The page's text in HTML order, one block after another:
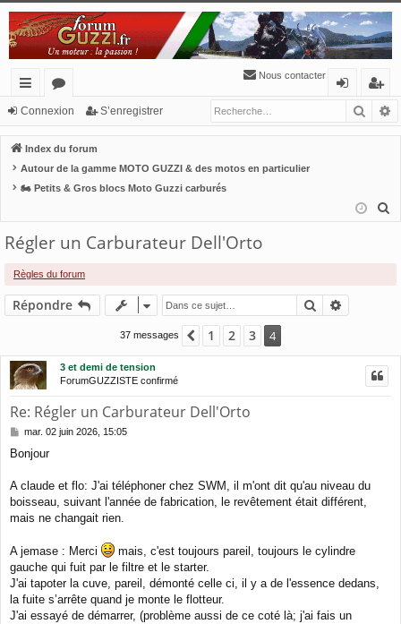
cc
ès
ra
pi
de
or
u
m
s
Nous contacter
n
o
’e
nr
re
Connexion S’enregistrer
Index du forum
Autour de la gamme MOTO GUZZI & des motos en particulier
🏍 Petits & Gros blocs Moto Guzzi carburés
Régler un Carburateur Dell'Orto
Règles du forum
Répondre Rechercher
37 messages Précédente
1 2 3 4
3 et demi de tension
ForumGUZZISTE confirmé
Re: Régler un Carburateur Dell'Orto
M
s
a
g
mar. 02 juin 2026, 15:05
Bonjour
A claude et flo: J'ai téléphoner chez SWM, il m'ont dit qu'au niveau du
boisseau, suivant l'année de fabrication, le revêtement était différent,
mais ne changait rien.
A jemase : Merci
mais, c'est toujours pareil, toujours le cylindre
gauche qui fuit par le filtre et le starter.
J'ai tapoter la cuve, pareil, démonté celle ci, il y a de l'essence dedans,
la fuite s’arrête quand je monte le flotteur.
J'ai essayé de démarrer, (problème aussi de ce coté là; j'ai fais un